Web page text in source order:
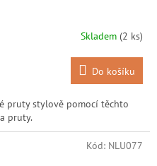
Skladem (2 ks)
Do košíku
pruty stylově pomocí těchto
pruty.
Kód: NLU077